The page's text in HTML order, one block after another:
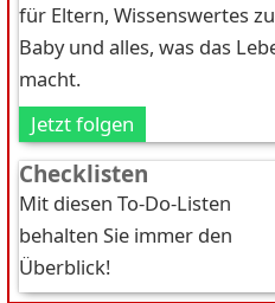
für Eltern, Wissenswertes
Baby und alles, was das
macht.
Jetzt folgen
Checklisten
Mit diesen To-Do-Listen
behalten Sie immer den
Überblick!